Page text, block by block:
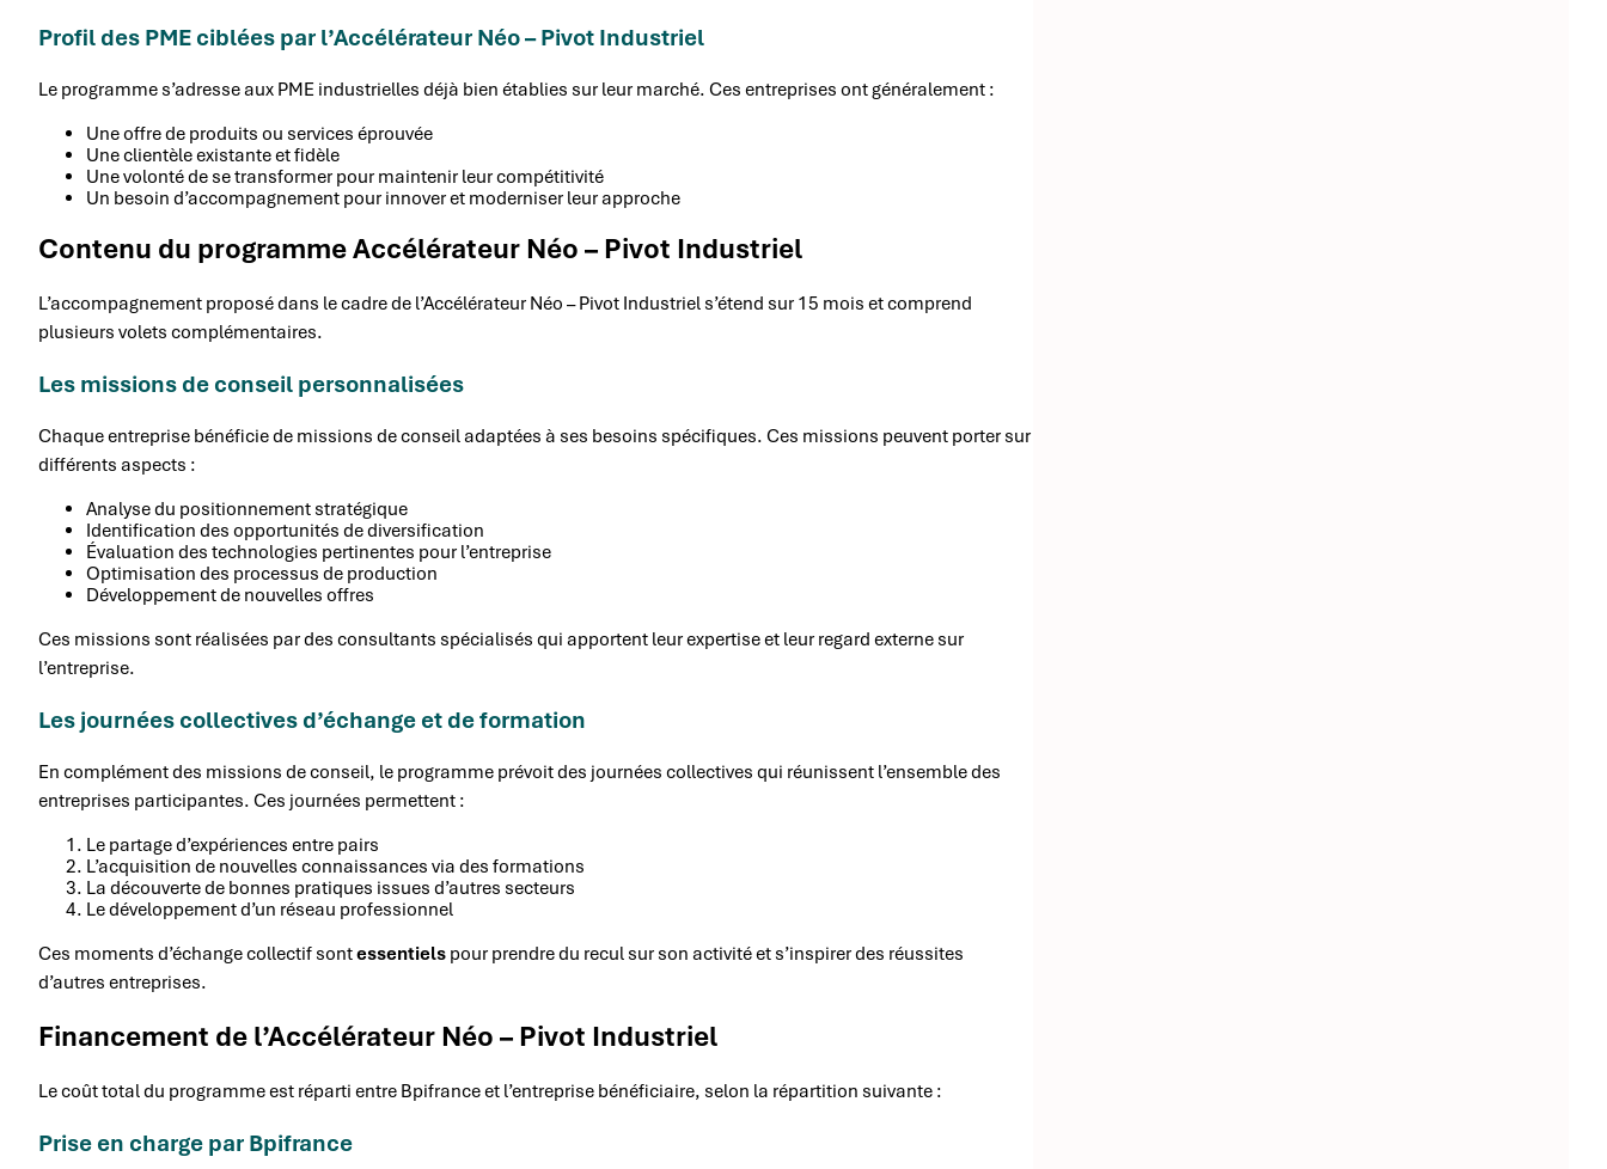
Profil des PME ciblées par l’Accélérateur Néo – Pivot Industriel
Le programme s’adresse aux PME industrielles déjà bien établies sur leur marché. Ces entreprises ont généralement :
Une offre de produits ou services éprouvée
Une clientèle existante et fidèle
Une volonté de se transformer pour maintenir leur compétitivité
Un besoin d’accompagnement pour innover et moderniser leur approche
Contenu du programme Accélérateur Néo – Pivot Industriel
L’accompagnement proposé dans le cadre de l’Accélérateur Néo – Pivot Industriel s’étend sur 15 mois et comprend
plusieurs volets complémentaires.
Les missions de conseil personnalisées
Chaque entreprise bénéficie de missions de conseil adaptées à ses besoins spécifiques. Ces missions peuvent porter sur
différents aspects :
Analyse du positionnement stratégique
Identification des opportunités de diversification
Évaluation des technologies pertinentes pour l’entreprise
Optimisation des processus de production
Développement de nouvelles offres
Ces missions sont réalisées par des consultants spécialisés qui apportent leur expertise et leur regard externe sur
l’entreprise.
Les journées collectives d’échange et de formation
En complément des missions de conseil, le programme prévoit des journées collectives qui réunissent l’ensemble des
entreprises participantes. Ces journées permettent :
Le partage d’expériences entre pairs
L’acquisition de nouvelles connaissances via des formations
La découverte de bonnes pratiques issues d’autres secteurs
Le développement d’un réseau professionnel
Ces moments d’échange collectif sontessentiels pour prendre du recul sur son activité et s’inspirer des réussites
d’autres entreprises.
Financement de l’Accélérateur Néo – Pivot Industriel
Le coût total du programme est réparti entre Bpifrance et l’entreprise bénéficiaire, selon la répartition suivante :
Prise en charge par Bpifrance